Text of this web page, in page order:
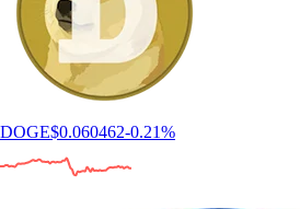
DOGE$0.060462-0.21%